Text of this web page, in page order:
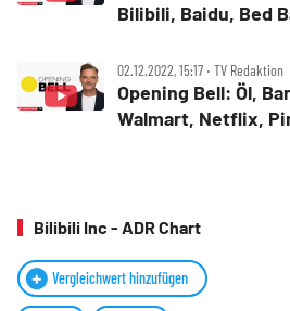
Bilibili, Baidu, Bed
02.12.2022, 15:17 ‧ TV Redaktion
Opening Bell: Öl,
Walmart, Netflix,
Bilibili Inc - ADR Chart
Vergleichwert hinzufügen